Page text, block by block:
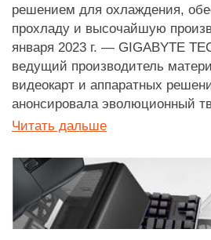
решением для охлаждения,
прохладу и высочайшую
января 2023 г. — GIGABYTE
ведущий производитель
видеокарт и аппаратных
анонсировала эволюционный
Читать дальше